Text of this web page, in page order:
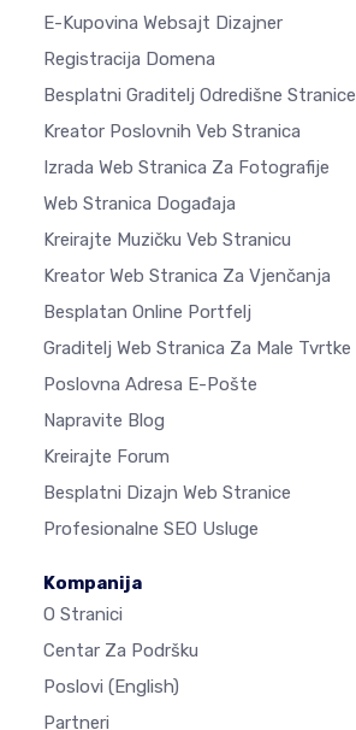
E-Kupovina Websajt Dizajner
Registracija Domena
Besplatni Graditelj Odredišne Stranice
Kreator Poslovnih Veb Stranica
Izrada Web Stranica Za Fotografije
Web Stranica Događaja
Kreirajte Muzičku Veb Stranicu
Kreator Web Stranica Za Vjenčanja
Besplatan Online Portfelj
Graditelj Web Stranica Za Male Tvrtke
Poslovna Adresa E-Pošte
Napravite Blog
Kreirajte Forum
Besplatni Dizajn Web Stranice
Profesionalne SEO Usluge
Kompanija
O Stranici
Centar Za Podršku
Poslovi (English)
Partneri